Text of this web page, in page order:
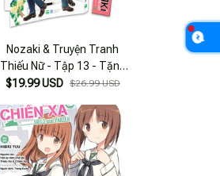
Nozaki & Truyện Tranh
Thiếu Nữ - Tập 13 - Tặng
Kèm Bookmark Chibi
$19.99 USD $26.99 USD